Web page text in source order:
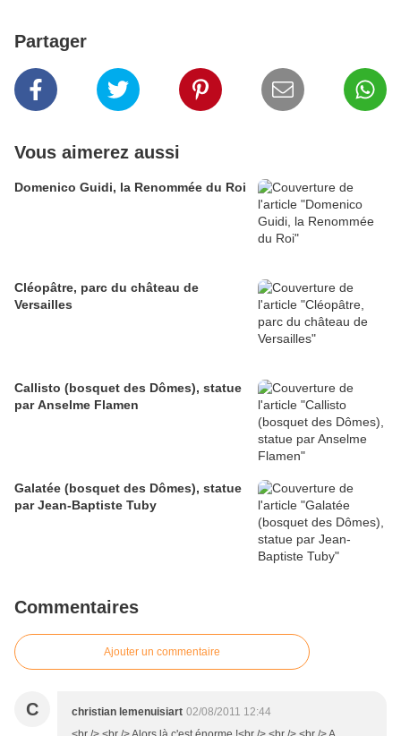
Partager
Vous aimerez aussi
Domenico Guidi, la Renommée du Roi
Cléopâtre, parc du château de
Versailles
Callisto (bosquet des Dômes), statue
par Anselme Flamen
Galatée (bosquet des Dômes), statue
par Jean-Baptiste Tuby
Commentaires
Ajouter un commentaire
C christian lemenuisiart 02/08/2011 12:44